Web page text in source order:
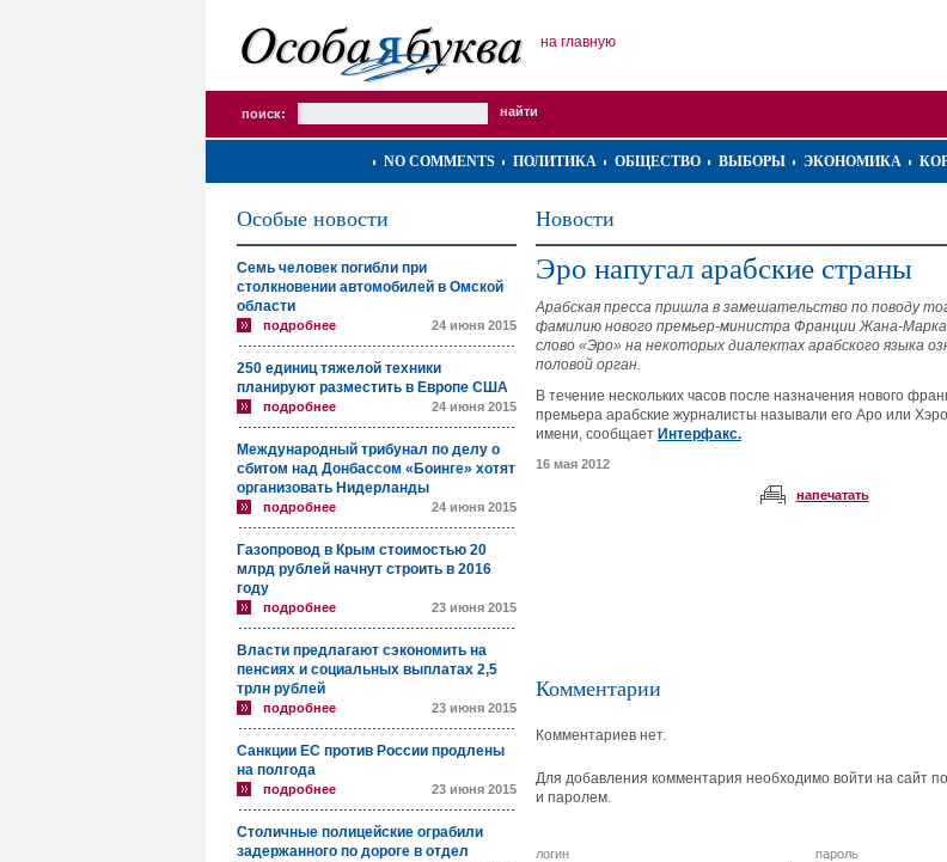
на главную
поиск:
NO COMMENTS ПОЛИТИКА ОБЩЕСТВО ВЫБОРЫ ЭКОНОМИКА
Особые новости
Семь человек погибли при
столкновении автомобилей в Омской
области
подробнее 24 июня 2015
250 единиц тяжелой техники
планируют разместить в Европе США
подробнее 24 июня 2015
Международный трибунал по делу о
сбитом над Донбассом «Боинге» хотят
организовать Нидерланды
подробнее 24 июня 2015
Газопровод в Крым стоимостью 20
млрд рублей начнут строить в 2016
году
подробнее 23 июня 2015
Власти предлагают сэкономить на
пенсиях и социальных выплатах 2,5
трлн рублей
подробнее 23 июня 2015
Санкции ЕС против России продлены
на полгода
подробнее 23 июня 2015
Столичные полицейские ограбили
задержанного по дороге в отдел
Новости
Эро напугал арабские страны
Арабская пресса пришла в замешательство по поводу
фамилию нового премьер-министра Франции Жана-
слово «Эро» на некоторых диалектах арабского языка
половой орган.
В течение нескольких часов после назначения нового
премьера арабские журналисты называли его Аро или
имени, сообщает Интерфакс.
16 мая 2012
напечатать
Комментарии
Комментариев нет.
Для добавления комментария необходимо войти на сайт
и паролем.
логин пароль